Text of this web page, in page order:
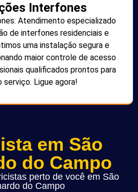
Interfones
Atendimento especializado
de interfones residenciais e
uma instalação segura e
maior controle de acesso
qualificados prontos para
serviço. Ligue agora!
em São
do Campo
perto de você em São
do Campo